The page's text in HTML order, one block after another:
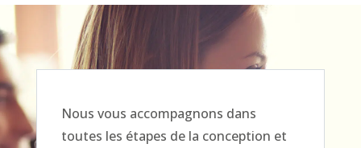
Nous vous accompagnons dans
toutes les étapes de la conception et